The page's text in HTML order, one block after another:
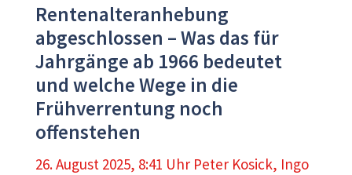
Rentenalteranhebung
abgeschlossen – Was das für
Jahrgänge ab 1966 bedeutet
und welche Wege in die
Frühverrentung noch
offenstehen
26. August 2025, 8:41 Uhr Peter Kosick, Ingo